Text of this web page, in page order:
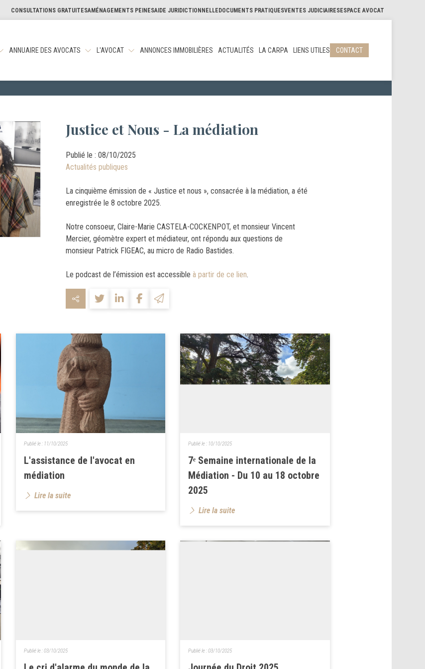
CONSULTATIONS GRATUITESAMÉNAGEMENTS PEINESAIDE JURIDICTIONNELLE DOCUMENTS PRATIQUESVENTES JUDICIAIRESESPACE AVOCAT
ANNUAIRE DES AVOCATS L'AVOCAT ANNONCES IMMOBILIÈRES ACTUALITÉS LA CARPA LIENS UTILES CONTACT
Justice et Nous - La médiation
Publié le : 08/10/2025
Actualités publiques
La cinquième émission de « Justice et nous », consacrée à la médiation, a été
enregistrée le 8 octobre 2025.
Notre consoeur, Claire-Marie CASTELA-COCKENPOT, et monsieur Vincent
Mercier, géomètre expert et médiateur, ont répondu aux questions de
monsieur Patrick FIGEAC, au micro de Radio Bastides.
Le podcast de l’émission est accessible à partir de ce lien.
L'assistance de l'avocat en
médiation
Publié le : 11/10/2025
Lire la suite
7ᵉ Semaine internationale de la
Médiation - Du 10 au 18 octobre
2025
Publié le : 10/10/2025
Lire la suite
Publié le :03/10/2025 Publié le :03/10/2025